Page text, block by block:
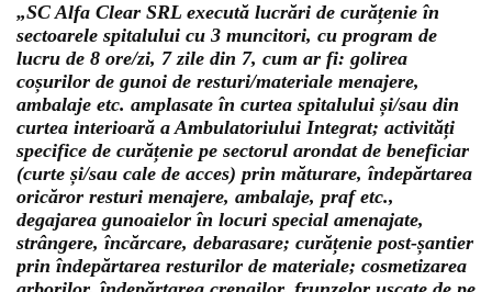
„SC Alfa Clear SRL execută lucrări de curățenie în
sectoarele spitalului cu 3 muncitori, cu program de
lucru de 8 ore/zi, 7 zile din 7, cum ar fi: golirea
coșurilor de gunoi de resturi/materiale menajere,
ambalaje etc. amplasate în curtea spitalului și/sau din
curtea interioară a Ambulatoriului Integrat; activități
specifice de curățenie pe sectorul arondat de beneficiar
(curte și/sau cale de acces) prin măturare, îndepărtarea
oricăror resturi menajere, ambalaje, praf etc.,
degajarea gunoaielor în locuri special amenajate,
strângere, încărcare, debarasare; curățenie post-șantier
prin îndepărtarea resturilor de materiale; cosmetizarea